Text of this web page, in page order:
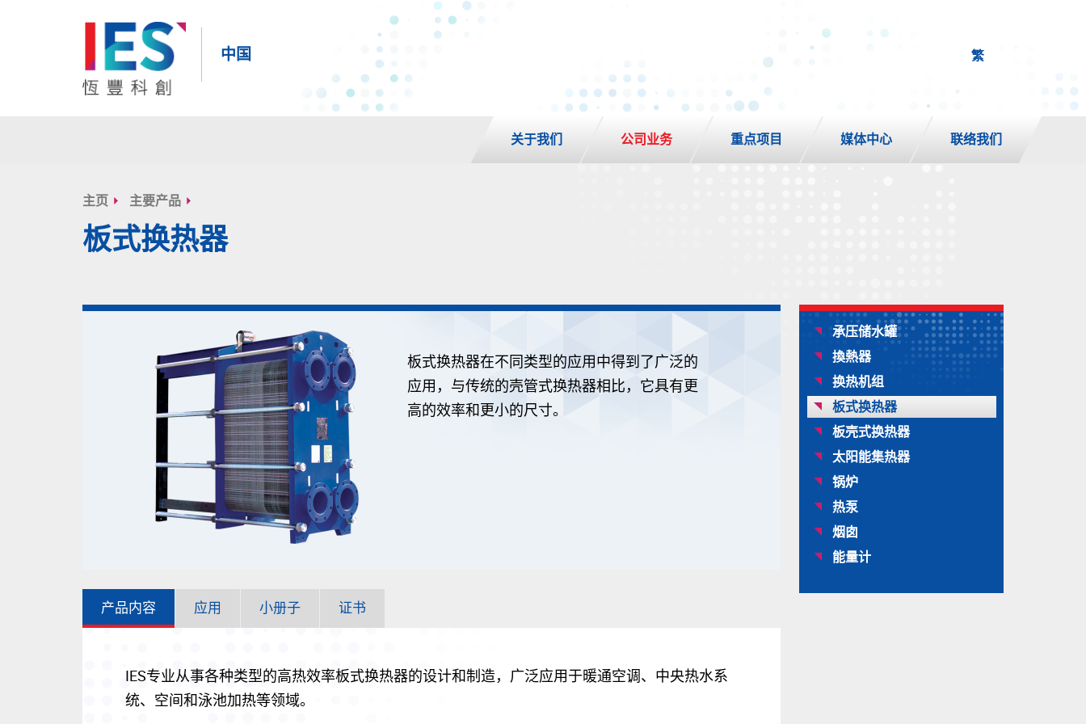
中国 繁
关于我们 公司业务 重点项目 媒体中心 联络我们
主页 主要产品
板式换热器
承压储水罐
換熱器
换热机组
板式换热器
板壳式换热器
太阳能集热器
锅炉
热泵
烟囱
能量计
板式换热器在不同类型的应用中得到了广泛的
应用，与传统的壳管式换热器相比，它具有更
高的效率和更小的尺寸。
产品内容 应用 小册子 证书
IES专业从事各种类型的高热效率板式换热器的设计和制造，广泛应用于暖通空调、中央热水系
统、空间和泳池加热等领域。